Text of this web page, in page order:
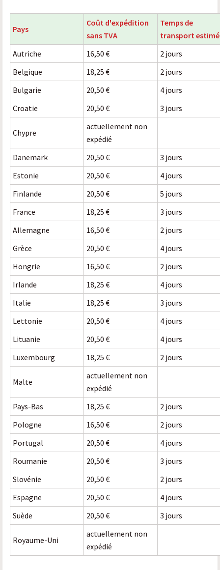
Pays
Coût d'expédition
sans TVA
Temps de
transport estimé
Autriche
16,50 €
2 jours
Belgique
18,25 €
2 jours
Bulgarie
20,50 €
4 jours
Croatie
20,50 € 3 jours
Chypre
actuellement non
expédié
Danemark
20,50 €
3 jours
Estonie
20,50 €
4 jours
Finlande
20,50 €
5 jours
France
18,25 €
3 jours
Allemagne
16,50 €
2 jours
Grèce
20,50 €
4 jours
Hongrie
16,50 €
2 jours
Irlande
18,25 €
4 jours
Italie
18,25 €
3 jours
Lettonie
20,50 €
4 jours
Lituanie
20,50 €
4 jours
Luxembourg
18,25 € 2 jours
Malte
actuellement non
expédié
Pays-Bas
18,25 €
2 jours
Pologne
16,50 €
2 jours
Portugal
20,50 €
4 jours
Roumanie
20,50 €
3 jours
Slovénie
20,50 €
2 jours
Espagne
20,50 €
4 jours
Suède
20,50 € 3 jours
Royaume-Uni
actuellement non
expédié